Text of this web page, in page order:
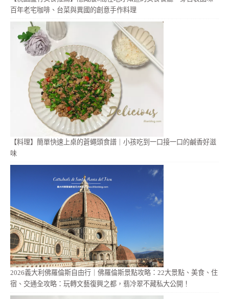
百年老宅咖啡、台菜與異國的創意手作料理
【料理】簡單快速上桌的蒼蠅頭食譜｜小孩吃到一口接一口的鹹香好滋
味
2026義大利佛羅倫斯自由行｜佛羅倫斯景點攻略：22大景點、美食、住
宿、交通全攻略：玩轉文藝復興之都，翡冷翠不藏私大公開！